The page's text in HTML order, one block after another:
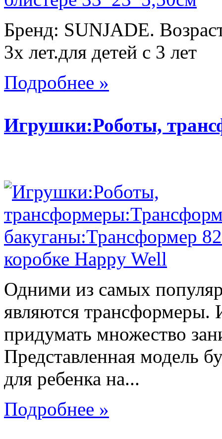
Бренд: SUNJADE.
3х лет.для детей с 3 лет
Подробнее »
Игрушки:Роботы,
Одними из самых
являются
придумать множество
Представленная модель
для ребенка на...
Подробнее »